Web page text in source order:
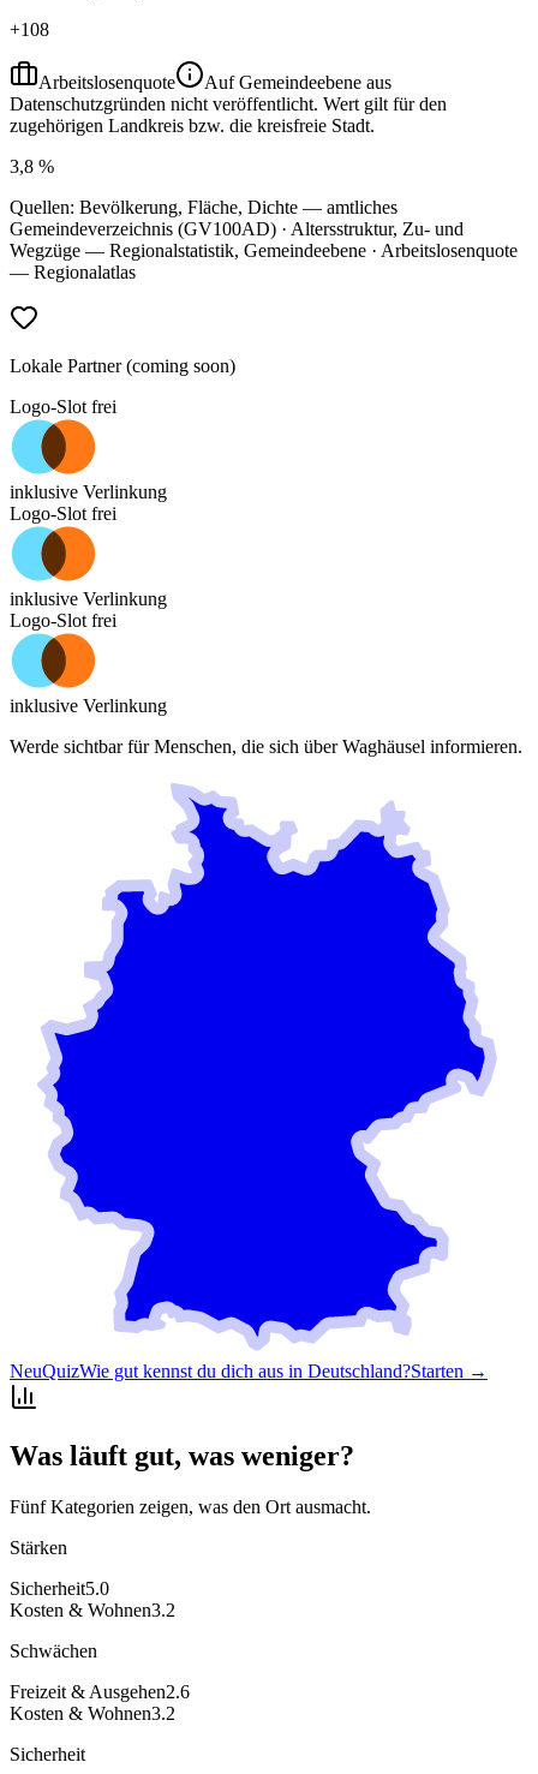
+108
Arbeitslosenquote
Auf Gemeindeebene aus
Datenschutzgründen nicht veröffentlicht. Wert gilt für den
zugehörigen Landkreis bzw. die kreisfreie Stadt.
3,8 %
Quellen: Bevölkerung, Fläche, Dichte — amtliches
Gemeindeverzeichnis (GV100AD) · Altersstruktur, Zu- und
Wegzüge — Regionalstatistik, Gemeindeebene · Arbeitslosenquote
— Regionalatlas
Lokale Partner (coming soon)
Logo-Slot frei
inklusive Verlinkung
Logo-Slot frei
inklusive Verlinkung
Logo-Slot frei
inklusive Verlinkung
Werde sichtbar für Menschen, die sich überWaghäusel informieren.
NeuQuizWie gut kennst du dich aus in Deutschland?Starten →
Was läuft gut, was weniger?
Fünf Kategorien zeigen, was den Ort ausmacht.
Stärken
Sicherheit5.0
Kosten & Wohnen3.2
Schwächen
Freizeit & Ausgehen2.6
Kosten & Wohnen3.2
Sicherheit